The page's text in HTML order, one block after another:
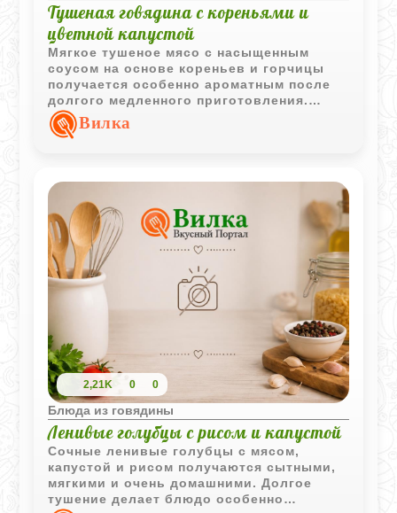
Тушеная говядина с кореньями и
цветной капустой
Мягкое тушеное мясо с насыщенным
соусом на основе кореньев и горчицы
получается особенно ароматным после
долгого медленного приготовления.
Цветная капуста с маслом и сухарями
делает блюдо более домашним и
Вилка
2,21K 0 0
Блюда из говядины
Ленивые голубцы с рисом и капустой
Сочные ленивые голубцы с мясом,
капустой и рисом получаются сытными,
мягкими и очень домашними. Долгое
тушение делает блюдо особенно